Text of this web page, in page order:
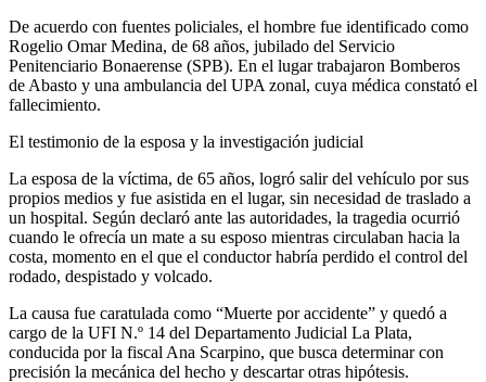
De acuerdo con fuentes policiales, el hombre fue identificado como
Rogelio Omar Medina, de 68 años, jubilado del Servicio
Penitenciario Bonaerense (SPB). En el lugar trabajaron Bomberos
de Abasto y una ambulancia del UPA zonal, cuya médica constató el
fallecimiento.
El testimonio de la esposa y la investigación judicial
La esposa de la víctima, de 65 años, logró salir del vehículo por sus
propios medios y fue asistida en el lugar, sin necesidad de traslado a
un hospital. Según declaró ante las autoridades, la tragedia ocurrió
cuando le ofrecía un mate a su esposo mientras circulaban hacia la
costa, momento en el que el conductor habría perdido el control del
rodado, despistado y volcado.
La causa fue caratulada como “Muerte por accidente” y quedó a
cargo de la UFI N.º 14 del Departamento Judicial La Plata,
conducida por la fiscal Ana Scarpino, que busca determinar con
precisión la mecánica del hecho y descartar otras hipótesis.